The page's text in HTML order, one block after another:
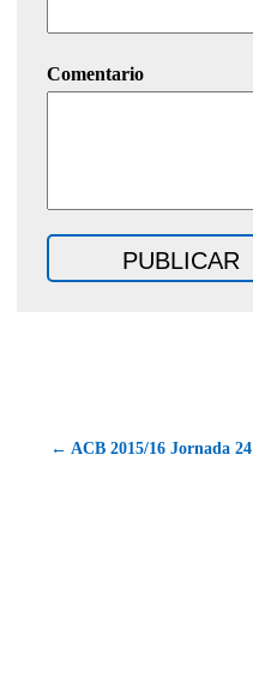
Comentario
← ACB 2015/16 Jornada 24